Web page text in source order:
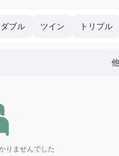
ダブル ツイン トリプル
りませんでした